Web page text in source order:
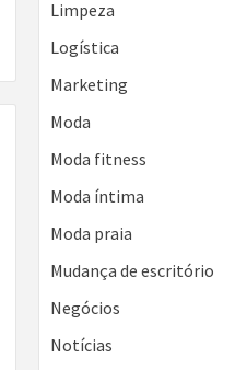
Limpeza
Logística
Marketing
Moda
Moda fitness
Moda íntima
Moda praia
Mudança de escritório
Negócios
Notícias